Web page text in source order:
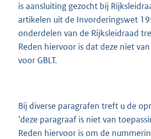
is aansluiting gezocht bij
artikelen uit de Invorderingswet
onderdelen van de Rijksleidraad
Reden hiervoor is dat deze niet
voor GBLT.
Bij diverse paragrafen treft u de
‘deze paragraaf is niet van
Reden hiervoor is om de